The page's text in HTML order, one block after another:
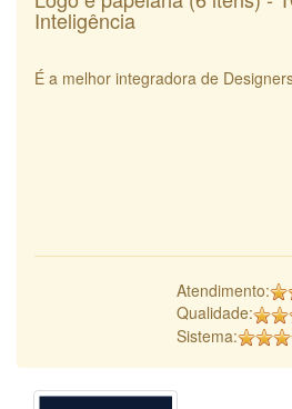
Inteligência
É a melhor integradora de
Atendimento:
Qualidade:
Sistema: